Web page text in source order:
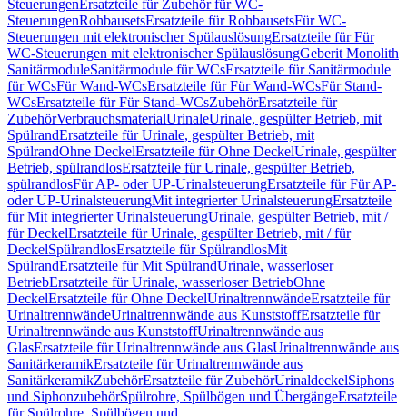
SteuerungenErsatzteile für Zubehör für WC-
SteuerungenRohbausetsErsatzteile für RohbausetsFür WC-
Steuerungen mit elektronischer SpülauslösungErsatzteile für Für
WC-Steuerungen mit elektronischer SpülauslösungGeberit Monolith
SanitärmoduleSanitärmodule für WCsErsatzteile für Sanitärmodule
für WCsFür Wand-WCsErsatzteile für Für Wand-WCsFür Stand-
WCsErsatzteile für Für Stand-WCsZubehörErsatzteile für
ZubehörVerbrauchsmaterialUrinaleUrinale, gespülter Betrieb, mit
SpülrandErsatzteile für Urinale, gespülter Betrieb, mit
SpülrandOhne DeckelErsatzteile für Ohne DeckelUrinale, gespülter
Betrieb, spülrandlosErsatzteile für Urinale, gespülter Betrieb,
spülrandlosFür AP- oder UP-UrinalsteuerungErsatzteile für Für AP-
oder UP-UrinalsteuerungMit integrierter UrinalsteuerungErsatzteile
für Mit integrierter UrinalsteuerungUrinale, gespülter Betrieb, mit /
für DeckelErsatzteile für Urinale, gespülter Betrieb, mit / für
DeckelSpülrandlosErsatzteile für SpülrandlosMit
SpülrandErsatzteile für Mit SpülrandUrinale, wasserloser
BetriebErsatzteile für Urinale, wasserloser BetriebOhne
DeckelErsatzteile für Ohne DeckelUrinaltrennwändeErsatzteile für
UrinaltrennwändeUrinaltrennwände aus KunststoffErsatzteile für
Urinaltrennwände aus KunststoffUrinaltrennwände aus
GlasErsatzteile für Urinaltrennwände aus GlasUrinaltrennwände aus
SanitärkeramikErsatzteile für Urinaltrennwände aus
SanitärkeramikZubehörErsatzteile für ZubehörUrinaldeckelSiphons
und SiphonzubehörSpülrohre, Spülbögen und ÜbergängeErsatzteile
für Spülrohre, Spülbögen und